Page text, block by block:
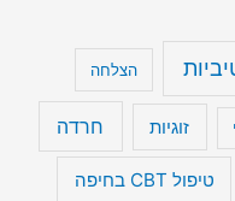
הצלחה
זוגיות חרדה
טיפול CBT בחיפה